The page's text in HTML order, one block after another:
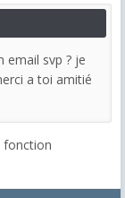
email svp ? je
a toi amitié
fonction